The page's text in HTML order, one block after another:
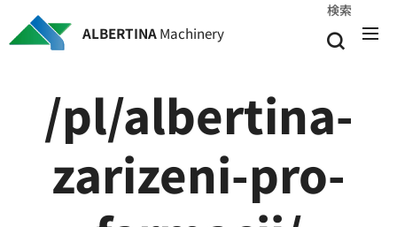
ALBERTINAMachinery
検索
/pl/albertina-
zarizeni-pro-